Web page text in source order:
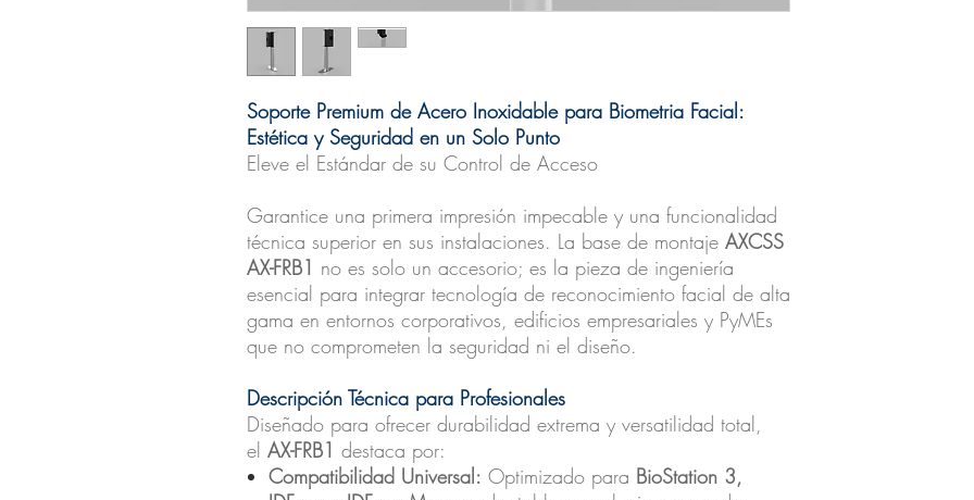
Soporte Premium de Acero Inoxidable para Biometria Facial:
Estética y Seguridad en un Solo Punto
Eleve el Estándar de su Control de Acceso
Garantice una primera impresión impecable y una funcionalidad
técnica superior en sus instalaciones. La base de montaje AXCSS
AX-FRB1 no es solo un accesorio; es la pieza de ingeniería
esencial para integrar tecnología de reconocimiento facial de alta
gama en entornos corporativos, edificios empresariales y PyMEs
que no comprometen la seguridad ni el diseño.
Descripción Técnica para Profesionales
Diseñado para ofrecer durabilidad extrema y versatilidad total,
el AX-FRB1 destaca por:
Compatibilidad Universal: Optimizado para BioStation 3,